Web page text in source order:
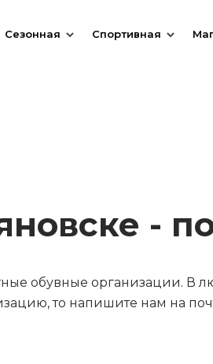
Сезонная Спортивная
-
обувные организации.
то напишите нам на